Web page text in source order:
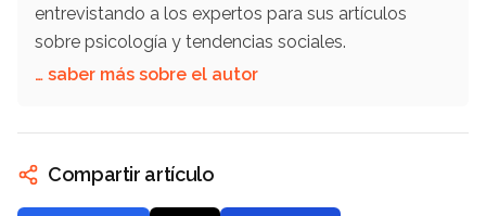
entrevistando a los expertos para sus artículos
sobre psicología y tendencias sociales.
… saber más sobre el autor
Compartir artículo